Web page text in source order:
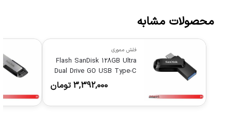
محصولات مشابه
فلش مموری
Flash SanDisk 128GB Ultra
Dual Drive GO USB Type-C
3,392,000 تومان